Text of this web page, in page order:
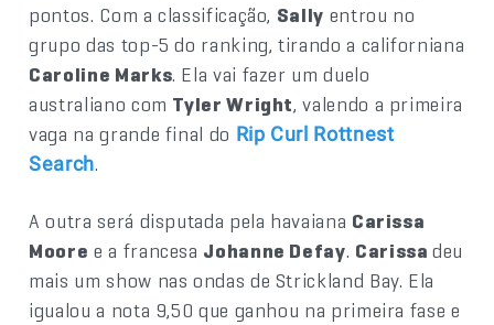
pontos. Com a classificação, Sally entrou no
grupo das top-5 do ranking, tirando a californiana
Caroline Marks. Ela vai fazer um duelo
australiano com Tyler Wright, valendo a primeira
vaga na grande final do Rip Curl Rottnest
Search.
A outra será disputada pela havaiana Carissa
Moore e a francesa Johanne Defay. Carissadeu
mais um show nas ondas de Strickland Bay. Ela
igualou a nota 9,50 que ganhou na primeira fase e